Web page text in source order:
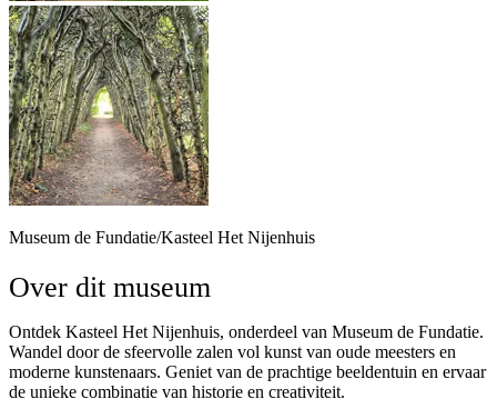
Museum de Fundatie/Kasteel Het Nijenhuis
Over dit museum
Ontdek Kasteel Het Nijenhuis, onderdeel van Museum de Fundatie.
Wandel door de sfeervolle zalen vol kunst van oude meesters en
moderne kunstenaars. Geniet van de prachtige beeldentuin en ervaar
de unieke combinatie van historie en creativiteit.